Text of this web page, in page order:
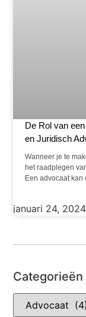
Categorieën
De Rol van
en Juridisch
Wanneer je te
het raadplegen
Een advocaat
januari 24, 2024